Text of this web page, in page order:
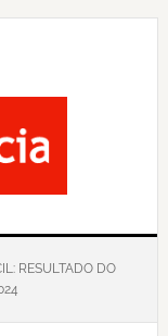
RESULTADO DO